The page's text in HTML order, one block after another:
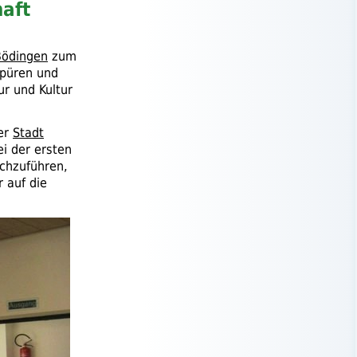
zum
und
und Kultur
Stadt
der ersten
auf die